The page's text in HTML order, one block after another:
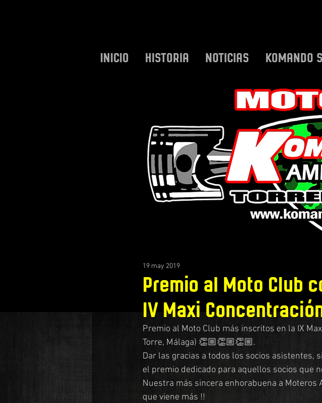
INICIO HISTORIA NOTICIAS KOMANDO
Premio al Moto Club
IV Maxi
19 may 2019
Premio al Moto Club más inscritos en la IX
Torre, Málaga) 👏🏼👏🏼👏🏼.
Dar las gracias a todos los socios asistentes,
el premio dedicado para aquellos socios que
Nuestra más sincera enhorabuena a
que viene más !!